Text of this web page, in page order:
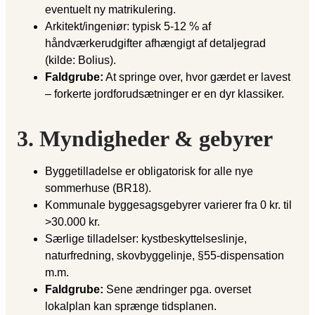
eventuelt ny matrikulering.
Arkitekt/ingeniør: typisk 5-12 % af
håndværkerudgifter afhængigt af detaljegrad
(kilde: Bolius).
Faldgrube: At springe over, hvor gærdet er lavest
– forkerte jordforudsætninger er en dyr klassiker.
3. Myndigheder & gebyrer
Byggetilladelse er obligatorisk for alle nye
sommerhuse (BR18).
Kommunale byggesagsgebyrer varierer fra 0 kr. til
>30.000 kr.
Særlige tilladelser: kystbeskyttelseslinje,
naturfredning, skovbyggelinje, §55-dispensation
m.m.
Faldgrube: Sene ændringer pga. overset
lokalplan kan sprænge tidsplanen.